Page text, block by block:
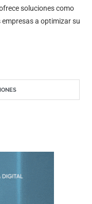
soluciones como
a optimizar su